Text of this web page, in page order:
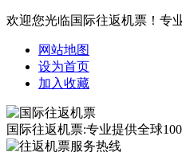
欢迎您光临国际往返机票！专
网站地图
设为首页
加入收藏
国际往返机票:专业提供全球